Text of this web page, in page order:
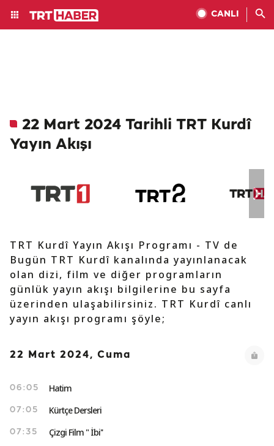
CANLI
22 Mart 2024 Tarihli TRT Kurdî
Yayın Akışı
TRT Kurdî Yayın Akışı Programı - TV de
Bugün TRT Kurdî kanalında yayınlanacak
olan dizi, film ve diğer programların
günlük yayın akışı bilgilerine bu sayfa
üzerinden ulaşabilirsiniz. TRT Kurdî canlı
yayın akışı programı şöyle;
22 Mart 2024, Cuma
06:05 Hatim
07:05 Kürtçe Dersleri
07:35 Çizgi Film " İbi''